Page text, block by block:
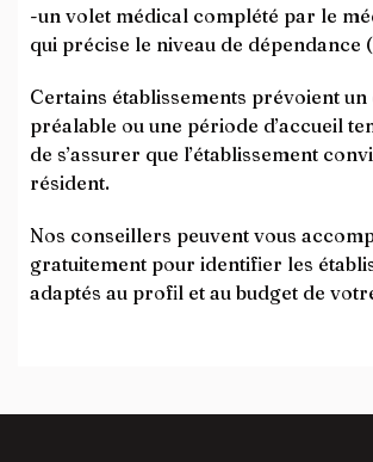
-un volet médical complété par le
qui précise le niveau de dépendance
Certains établissements prévoient
préalable ou une période d’accueil
de s’assurer que l’établissement
résident.
Nos conseillers peuvent vous
gratuitement pour identifier les
adaptés au profil et au budget de